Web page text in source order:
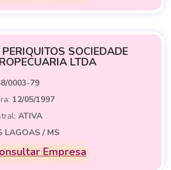
SOCIEDADE
LTDA
0003-79
12/05/1997
ATIVA
LAGOAS / MS
Empresa